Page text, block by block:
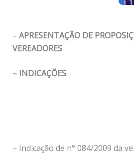
– APRESENTAÇÃO DE
VEREADORES
– INDICAÇÕES
– Indicação de n° 084/2009 da